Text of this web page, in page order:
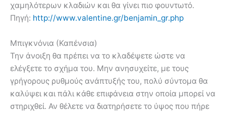
χαμηλότερων κλαδιών και θα γίνει πιο φουντωτό.
Πηγή: http://www.valentine.gr/benjamin_gr.php
Mπιγκνόνια (Καπένσια)
Την άνοιξη θα πρέπει να το κλαδέψετε ώστε να
ελέγξετε το σχήμα του. Μην ανησυχείτε, με τους
γρήγορους ρυθμούς ανάπτυξής του, πολύ σύντομα θα
καλύψει και πάλι κάθε επιφάνεια στην οποία μπορεί να
στηριχθεί. Αν θέλετε να διατηρήσετε το ύψος που πήρε